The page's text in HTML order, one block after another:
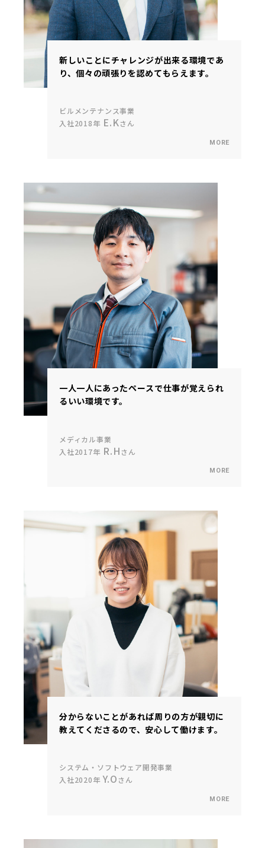
新しいことにチャレンジが出来る環境であ
り、個々の頑張りを認めてもらえます。
ビルメンテナンス事業
入社2018年 E.Kさん
一人一人にあったペースで仕事が覚えられ
るいい環境です。
メディカル事業
入社2017年 R.Hさん
分からないことがあれば周りの方が親切に
教えてくださるので、安心して働けます。
システム・ソフトウェア開発事業
入社2020年 Y.Oさん